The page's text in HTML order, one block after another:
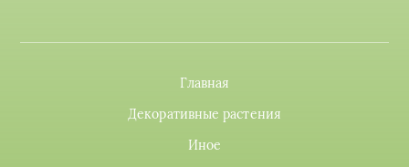
Главная
Декоративные растения
Иное